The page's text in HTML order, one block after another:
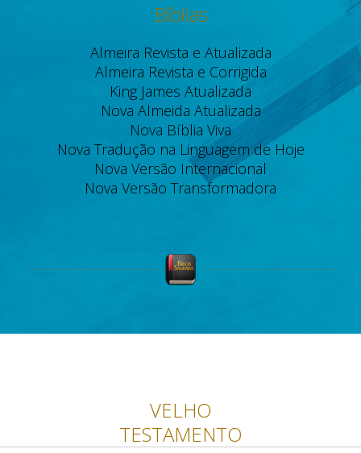
Bíblias
Almeira Revista e Atualizada
Almeira Revista e Corrigida
King James Atualizada
Nova Almeida Atualizada
Nova Bíblia Viva
Nova Tradução na Linguagem de Hoje
Nova Versão Internacional
Nova Versão Transformadora
VELHO
TESTAMENTO